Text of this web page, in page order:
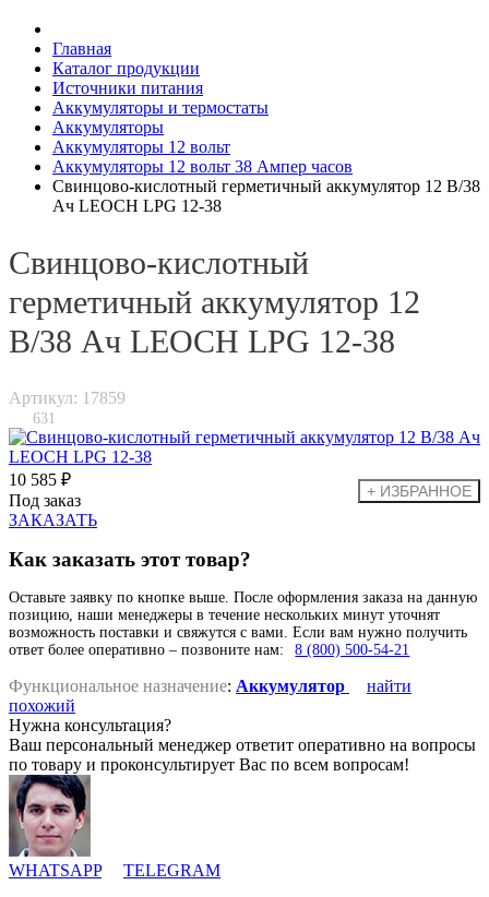
Главная
Каталог продукции
Источники питания
Аккумуляторы и термостаты
Аккумуляторы
Аккумуляторы 12 вольт
Аккумуляторы 12 вольт 38 Ампер часов
Свинцово-кислотный герметичный аккумулятор 12 В/38
Ач LEOCH LPG 12-38
Свинцово-кислотный
герметичный аккумулятор 12
В/38 Ач LEOCH LPG 12-38
Артикул: 17859
631
10 585 ₽
Под заказ
ЗАКАЗАТЬ
Как заказать этот товар?
Оставьте заявку по кнопке выше. После оформления заказа на данную
позицию, наши менеджеры в течение нескольких минут уточнят
возможность поставки и свяжутся с вами. Если вам нужно получить
ответ более оперативно – позвоните нам:
8 (800) 500-54-21
Функциональное назначение: Аккумулятор
найти
похожий
Нужна консультация?
Ваш персональный менеджер ответит оперативно на вопросы
по товару и проконсультирует Вас по всем вопросам!
WHATSAPP TELEGRAM